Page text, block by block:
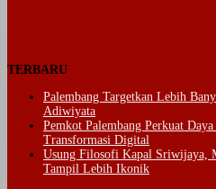
TERBARU
Palembang Targetkan Lebih
Adiwiyata
Pemkot Palembang Perkuat
Transformasi Digital
Usung Filosofi Kapal Sriwijaya,
Tampil Lebih Ikonik